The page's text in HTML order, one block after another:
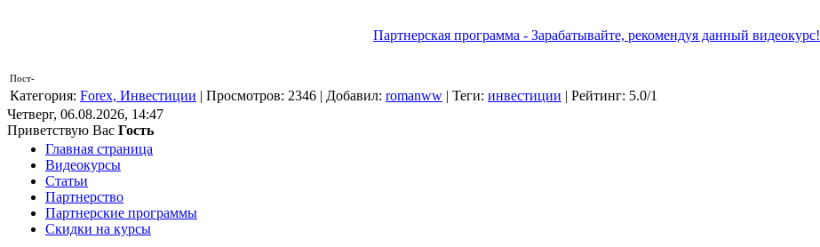
Партнерская программа - Зарабатывайте, рекомендуя данный видеокурс!
Пост-
Категория: Forex, Инвестиции | Просмотров: 2346 | Добавил: romanww | Теги: инвестиции | Рейтинг: 5.0/1
Четверг, 06.08.2026, 14:47
Приветствую Вас Гость
Главная страница
Видеокурсы
Статьи
Партнерство
Партнерские программы
Скидки на курсы